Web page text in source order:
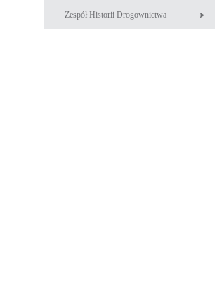
Zespół Historii Drogownictwa